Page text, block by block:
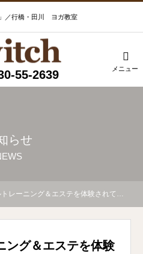
／行橋・田川 ヨガ教室
55-2639 メニュー
らせ
レーニング＆エステを体験されて…
ング＆エステを体験